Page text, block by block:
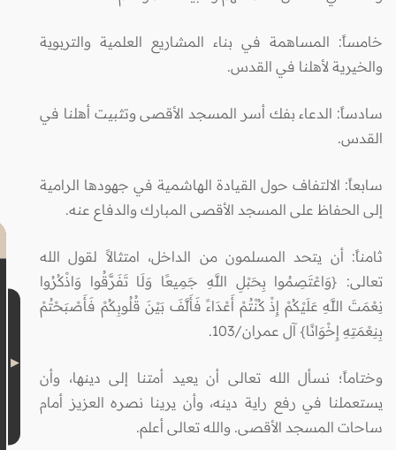
خامساً: المساهمة في بناء المشاريع العلمية والتربوية
والخيرية لأهلنا في القدس.
سادساً: الدعاء بفك أسر المسجد الأقصى وتثبيت أهلنا في
القدس.
سابعاً: الالتفاف حول القيادة الهاشمية في جهودها الرامية
إلى الحفاظ على المسجد الأقصى المبارك والدفاع عنه.
ثامناً: أن يتحد المسلمون من الداخل، امتثالاً لقول الله
تعالى: {وَاعْتَصِمُوا بِحَبْلِ اللَّهِ جَمِيعًا وَلَا تَفَرَّقُوا وَاذْكُرُوا
نِعْمَتَ اللَّهِ عَلَيْكُمْ إِذْ كُنْتُمْ أَعْدَاءً فَأَلَّفَ بَيْنَ قُلُوبِكُمْ فَأَصْبَحْتُمْ
بِنِعْمَتِهِ إِخْوَانًا} آل عمران/103.
وختاماً؛ نسأل الله تعالى أن يعيد أمتنا إلى دينها، وأن
يستعملنا في رفع راية دينه، وأن يرينا نصره العزيز أمام
ساحات المسجد الأقصى. والله تعالى أعلم.